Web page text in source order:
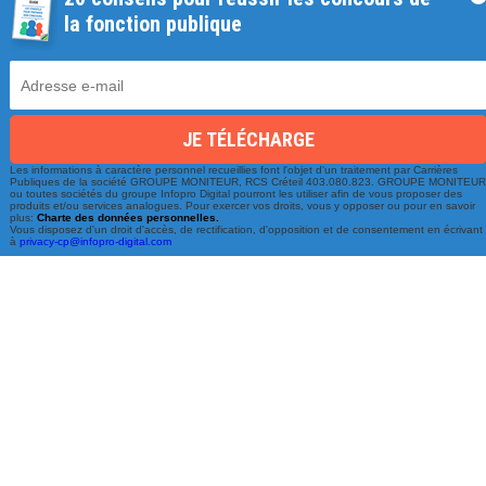
Une équipe à votre écoute
du lundi au vendredi de 9h à 17h
01 79 06 76 68
la fonction publique
Les informations à caractère personnel recueillies font l'objet d'un traitement par Carrières
Publiques de la société GROUPE MONITEUR, RCS Créteil 403.080.823. GROUPE MONITEUR
ou toutes sociétés du groupe Infopro Digital pourront les utiliser afin de vous proposer des
produits et/ou services analogues. Pour exercer vos droits, vous y opposer ou pour en savoir
plus:Charte des données personnelles.
Vous disposez d'un droit d'accès, de rectification, d'opposition et de consentement en écrivant
àprivacy-cp@infopro-digital.com